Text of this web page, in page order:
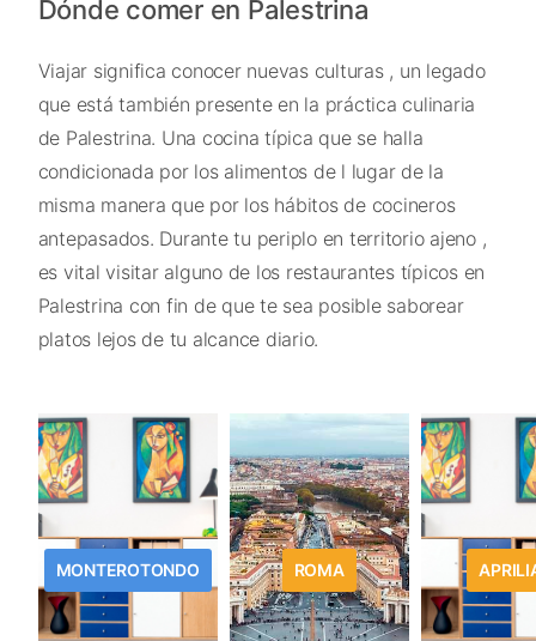
Dónde comer en Palestrina
Viajar significa conocer nuevas culturas , un legado
que está también presente en la práctica culinaria
de Palestrina. Una cocina típica que se halla
condicionada por los alimentos de l lugar de la
misma manera que por los hábitos de cocineros
antepasados. Durante tu periplo en territorio ajeno ,
es vital visitar alguno de los restaurantes típicos en
Palestrina con fin de que te sea posible saborear
platos lejos de tu alcance diario.
MONTEROTONDO ROMA